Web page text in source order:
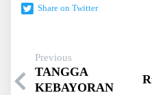
Share on Twitter
Previous
TANGGA
KEBAYORAN